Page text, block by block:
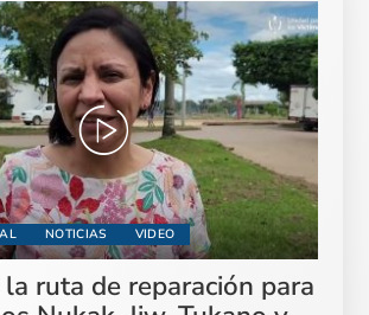
NOTICIAS VIDEO
la ruta de reparación para